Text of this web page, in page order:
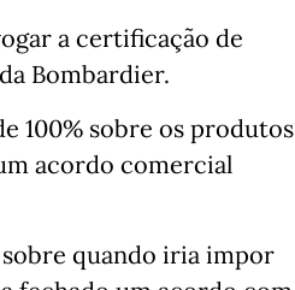
a certificação de
Bombardier.
100% sobre os produtos
acordo comercial
sobre quando iria impor